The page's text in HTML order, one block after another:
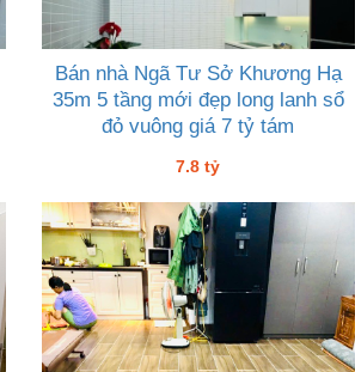
Bán nhà Ngã Tư Sở Khương Hạ
35m 5 tầng mới đẹp long lanh sổ
đỏ vuông giá 7 tỷ tám
7.8 tỷ